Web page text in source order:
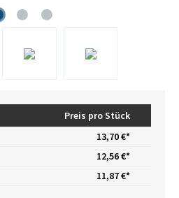
Preis pro Stück
13,70 €*
12,56 €*
11,87 €*